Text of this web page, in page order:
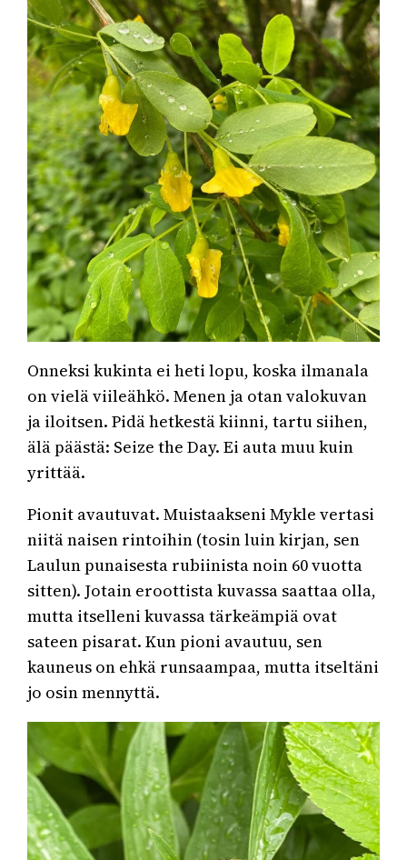
Onneksi kukinta ei heti lopu, koska ilmanala
on vielä viileähkö. Menen ja otan valokuvan
ja iloitsen. Pidä hetkestä kiinni, tartu siihen,
älä päästä: Seize the Day. Ei auta muu kuin
yrittää.
Pionit avautuvat. Muistaakseni Mykle vertasi
niitä naisen rintoihin (tosin luin kirjan, sen
Laulun punaisesta rubiinista noin 60 vuotta
sitten). Jotain eroottista kuvassa saattaa olla,
mutta itselleni kuvassa tärkeämpiä ovat
sateen pisarat. Kun pioni avautuu, sen
kauneus on ehkä runsaampaa, mutta itseltäni
jo osin mennyttä.